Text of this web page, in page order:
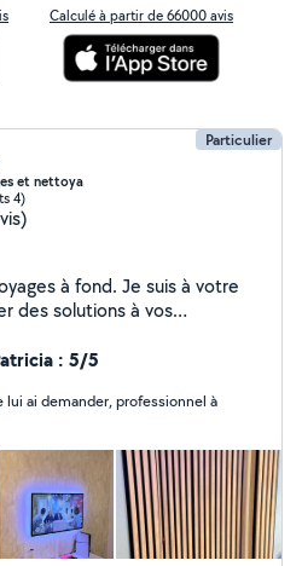
Calculé à partir de 66000 avis
Particulier
et nettoya
4)
à fond. Je suis à votre
des solutions à vos
- peinture, -instalations
électrique .....), -
( joints, peinture.....) -
Montage des
TV, meubles TV,cadre, tringle
( Tasseaux,
et
matelas et
: 5/5
ai demander, professionnel à